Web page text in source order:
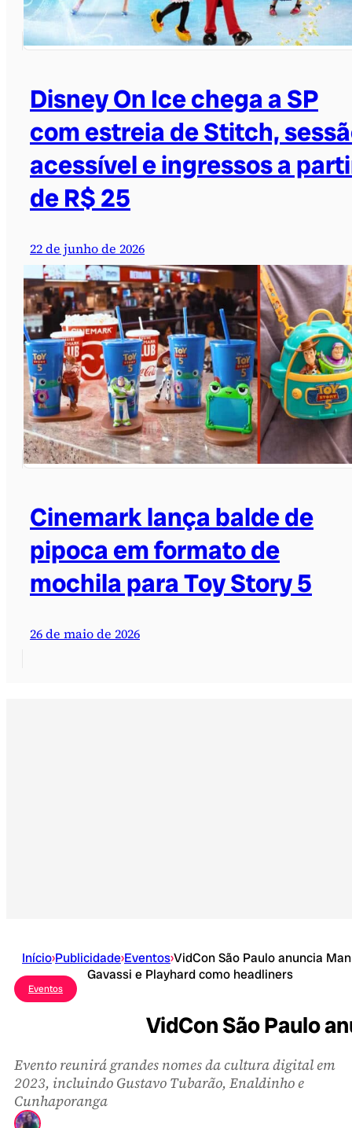
Disney On Ice chega a SP
com estreia de Stitch,
acessível e ingressos a
de R$ 25
22 de junho de 2026
Cinemark lança balde de
pipoca em formato de
mochila para Toy Story 5
26 de maio de 2026
Início›Publicidade›Eventos›VidCon São Paulo anuncia
Gavassi e Playhard como headliners
Eventos
VidCon São Paulo
Evento reunirá grandes nomes da cultura digital em
2023, incluindo Gustavo Tubarão, Enaldinho e
Cunhaporanga